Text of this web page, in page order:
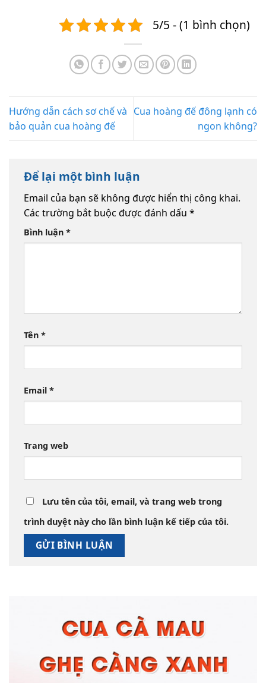
5/5 - (1 bình chọn)
Hướng dẫn cách sơ chế và
bảo quản cua hoàng đế
Cua hoàng đế đông lạnh có
ngon không?
Để lại một bình luận
Email của bạn sẽ không được hiển thị công khai.
Các trường bắt buộc được đánh dấu *
Bình luận *
Tên *
Email *
Trang web
Lưu tên của tôi, email, và trang web trong
trình duyệt này cho lần bình luận kế tiếp của tôi.